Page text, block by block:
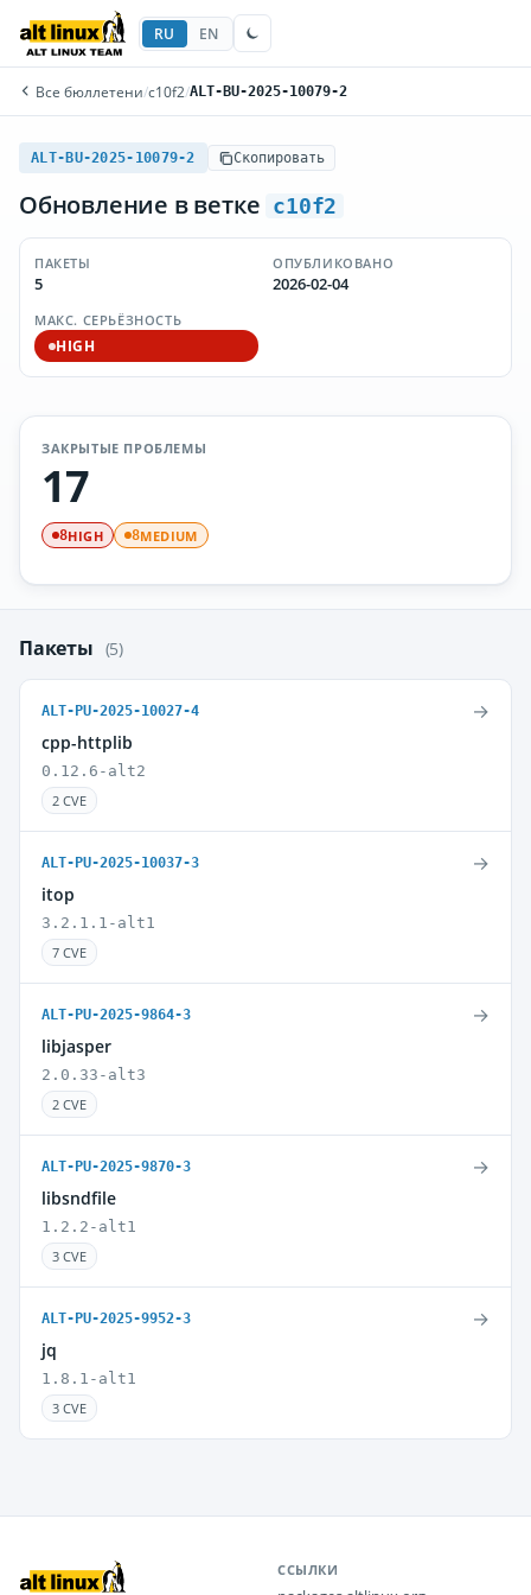
RU EN
Все бюллетени/c10f2/ALT-BU-2025-10079-2
ALT-BU-2025-10079-2 Скопировать
Обновление в ветке c10f2
ПАКЕТЫ
5
ОПУБЛИКОВАНО
2026-02-04
МАКС. СЕРЬЁЗНОСТЬ
HIGH
ЗАКРЫТЫЕ ПРОБЛЕМЫ
17
8HIGH 8MEDIUM
Пакеты (5)
ALT-PU-2025-10027-4
cpp-httplib
0.12.6-alt2
2 CVE
→
ALT-PU-2025-10037-3
itop
3.2.1.1-alt1
7 CVE
→
ALT-PU-2025-9864-3
libjasper
2.0.33-alt3
2 CVE
→
ALT-PU-2025-9870-3
libsndfile
1.2.2-alt1
3 CVE
→
ALT-PU-2025-9952-3
jq
1.8.1-alt1
3 CVE
→
ССЫЛКИ